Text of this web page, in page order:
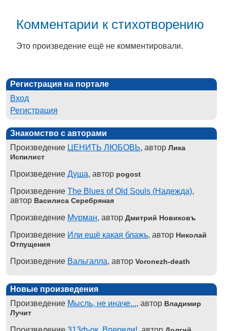
Комментарии к стихотворению
Это произведение ещё не комментировали.
Регистрация на портале
Вход
Регистрация
Знакомство с авторами
Произведение ЦЕНИТЬ ЛЮБОВЬ, автор Лика
Испилист
Произведение Душа, автор pogost
Произведение The Blues of Old Souls (Надежда),
автор Василиса Серебряная
Произведение Мурман, автор Дмитрий Новиковъ
Произведение Или ещё какая блажь, автор Николай
Отпущения
Произведение Вальгалла, автор Voronezh-death
Новые произведения
Произведение Мысль, не иначе..., автор Владимир
Лучит